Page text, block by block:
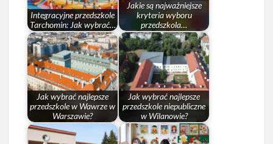
Integracyjne przedszkole
Tarchomin: Jak wybrać…
Jakie są najważniejsze
kryteria wyboru
przedszkola…
Jak wybrać najlepsze
przedszkole w Wawrze w
Warszawie?
Jak wybrać najlepsze
przedszkole niepubliczne
w Wilanowie?